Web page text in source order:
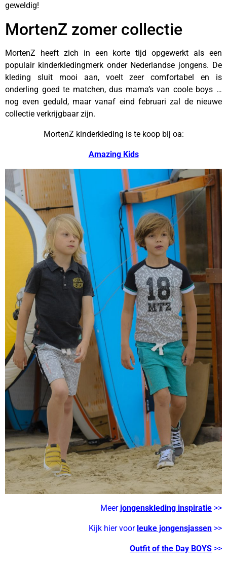
geweldig!
MortenZ zomer collectie
MortenZ heeft zich in een korte tijd opgewerkt als een
populair kinderkledingmerk onder Nederlandse jongens. De
kleding sluit mooi aan, voelt zeer comfortabel en is
onderling goed te matchen, dus mama’s van coole boys …
nog even geduld, maar vanaf eind februari zal de nieuwe
collectie verkrijgbaar zijn.
MortenZ kinderkleding is te koop bij oa:
Amazing Kids
Meer jongenskleding inspiratie >>
Kijk hier voor leuke jongensjassen >>
Outfit of the Day BOYS >>